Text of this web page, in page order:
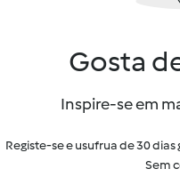
Gosta
Inspire-se em
Registe-se e usufrua de 30
Sem